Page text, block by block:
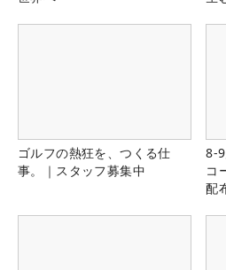
ゴルフの熱狂を、つくる仕
事。｜スタッフ募集中
8-
コ
配